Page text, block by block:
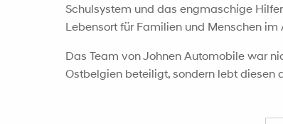
Schulsystem und das engmaschige
Lebensort für Familien und Menschen im
Das Team von Johnen Automobile war
Ostbelgien beteiligt, sondern lebt diesen